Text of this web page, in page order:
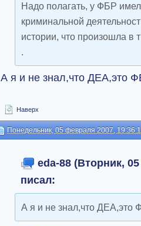
Надо полагать, у ФБР
криминальной
истории, что произошла в
.
А я и не знал,что ДЕА,это
Наверх
Понедельник, 05 февраля 2007,
eda-88 (Вторник,
писал:
А я и не знал,что ДЕА,это